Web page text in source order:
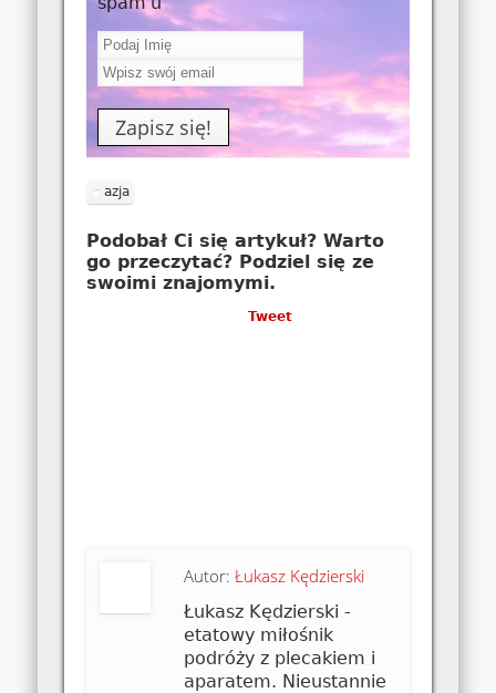
azja
Podobał Ci się artykuł? Warto
go przeczytać? Podziel się ze
swoimi znajomymi.
Tweet
Autor:Łukasz Kędzierski
Łukasz Kędzierski -
etatowy miłośnik
podróży z plecakiem i
aparatem. Nieustannie